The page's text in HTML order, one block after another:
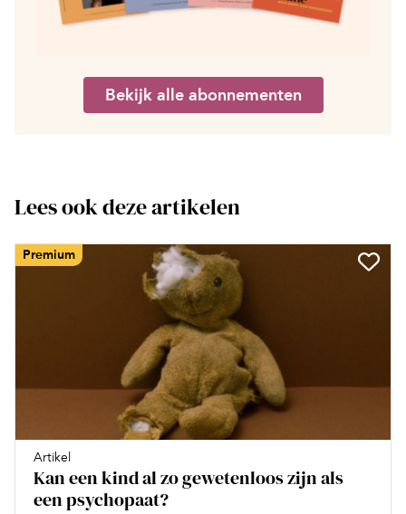
Bekijk alle abonnementen
Lees ook deze artikelen
Premium
Artikel
Kan een kind al zo gewetenloos zijn als
een psychopaat?